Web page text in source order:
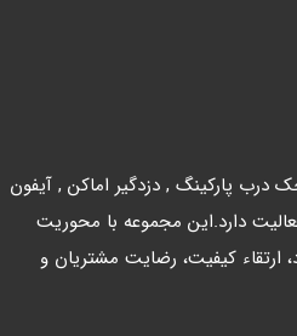
درب پارکینگ , دزدگیر اماکن , آیفون
دارد.این مجموعه با محوریت
کیفیت، رضایت مشتریان و